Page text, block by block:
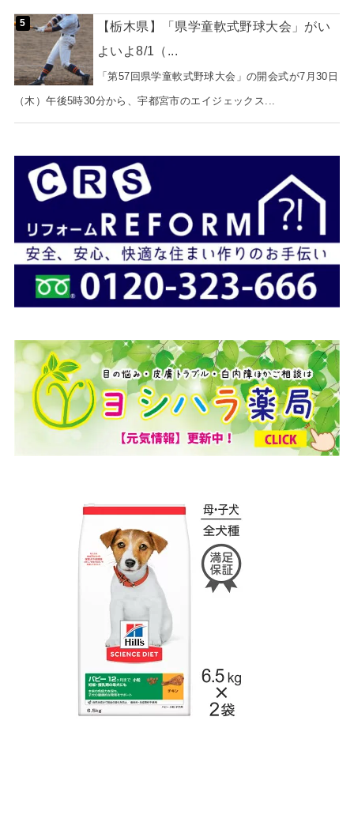
【栃木県】「県学童軟式野球大会」がい
よいよ8/1（...
「第57回県学童軟式野球大会」の開会式が7月30日
（木）午後5時30分から、宇都宮市のエイジェックス...